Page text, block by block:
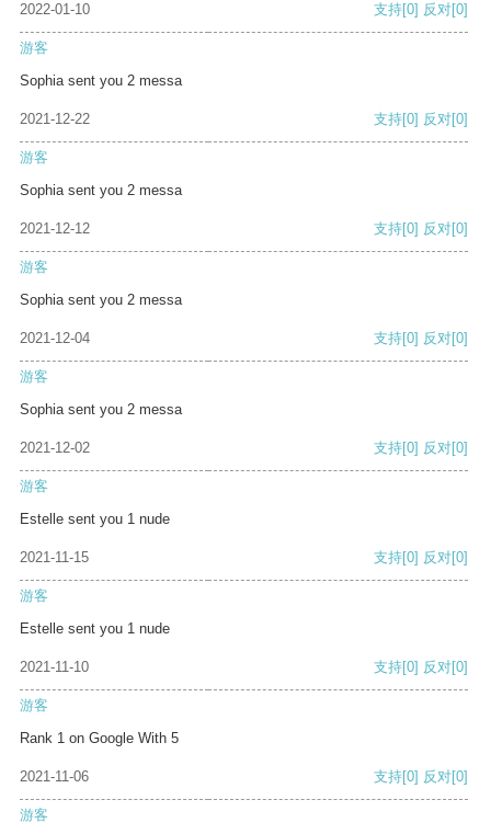
2022-01-10 支持[0] 反对[0]
游客
Sophia sent you 2 messa
2021-12-22 支持[0] 反对[0]
游客
Sophia sent you 2 messa
2021-12-12 支持[0] 反对[0]
游客
Sophia sent you 2 messa
2021-12-04 支持[0] 反对[0]
游客
Sophia sent you 2 messa
2021-12-02 支持[0] 反对[0]
游客
Estelle sent you 1 nude
2021-11-15 支持[0] 反对[0]
游客
Estelle sent you 1 nude
2021-11-10 支持[0] 反对[0]
游客
Rank 1 on Google With 5
2021-11-06 支持[0] 反对[0]
游客